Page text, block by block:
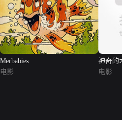
Merbabies
电影
神奇的
电影